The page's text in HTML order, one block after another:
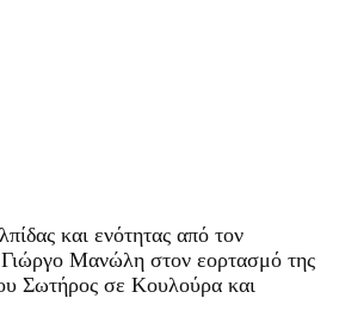
και ενότητας από τον
Μανώλη στον εορτασμό της
Σωτήρος σε Κουλούρα και